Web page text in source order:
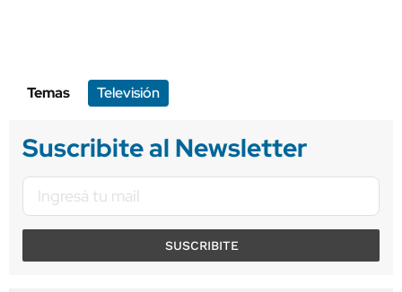
Temas Televisión
Suscribite al Newsletter
SUSCRIBITE